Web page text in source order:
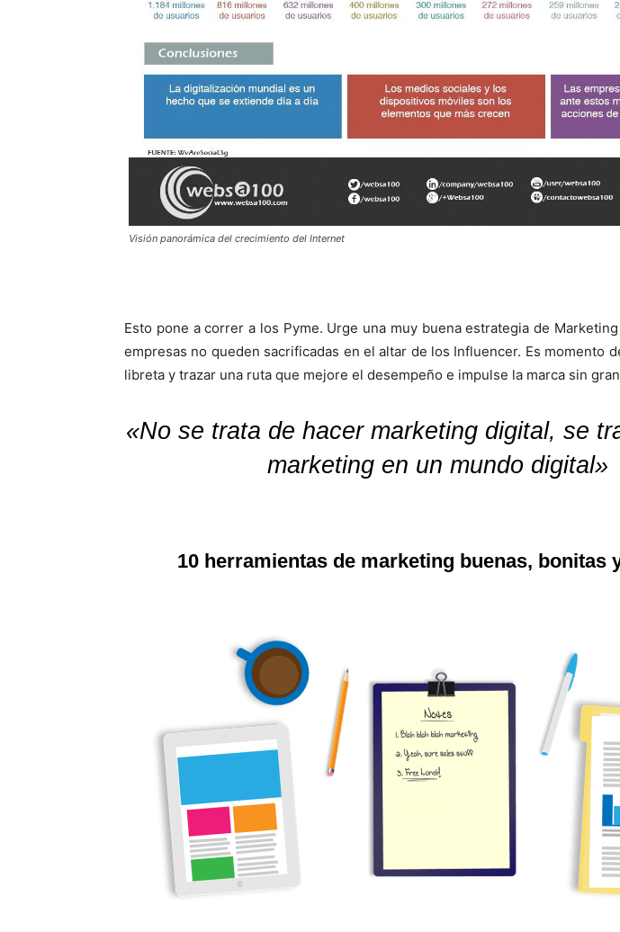
Visión panorámica del crecimiento del Internet
Esto pone a correr a los Pyme. Urge una muy buena estrategia de
empresas no queden sacrificadas en el altar de los Influencer. Es momento
libreta y trazar una ruta que mejore el desempeño e impulse la marca sin
«No se trata de hacer marketing digital, se
marketing en un mundo digital»
10 herramientas de marketing buenas, bonitas